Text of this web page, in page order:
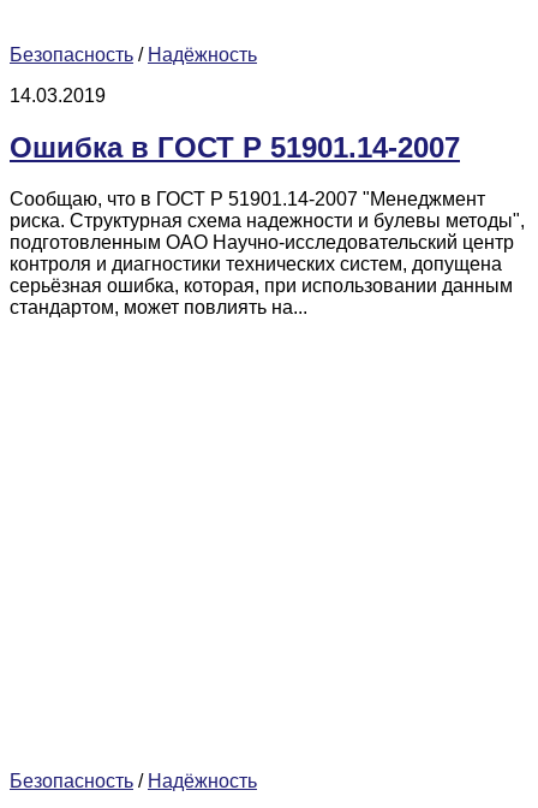
Безопасность / Надёжность
14.03.2019
Ошибка в ГОСТ Р 51901.14-2007
Сообщаю, что в ГОСТ Р 51901.14-2007 "Менеджмент
риска. Структурная схема надежности и булевы методы",
подготовленным ОАО Научно-исследовательский центр
контроля и диагностики технических систем, допущена
серьёзная ошибка, которая, при использовании данным
стандартом, может повлиять на...
Безопасность / Надёжность